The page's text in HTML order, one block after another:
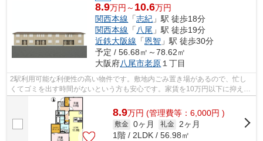
8.9万円～ 10.6万円
関西本線 「志紀 」駅 徒歩18分
関西本線 「八尾 」駅 徒歩19分
近鉄大阪線 「恩智 」駅 徒歩30分
予定 / 56.68㎡～78.62㎡
大阪府八尾市老原 １丁目
2駅利用可能な利便性の高い物件です。敷地内ごみ置き場があるので、忙し
くてゴミを出す時間がないという方も安心です。家賃を10万円以下に抑える
ことができます。気になるイチオシ物件...
8.9万円 (管理費等：6,000円 )
敷金 0ヶ月 礼金
2ヶ月
1階 / 2LDK / 56.98㎡